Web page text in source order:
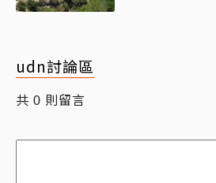
udn討論區
共 0 則留言